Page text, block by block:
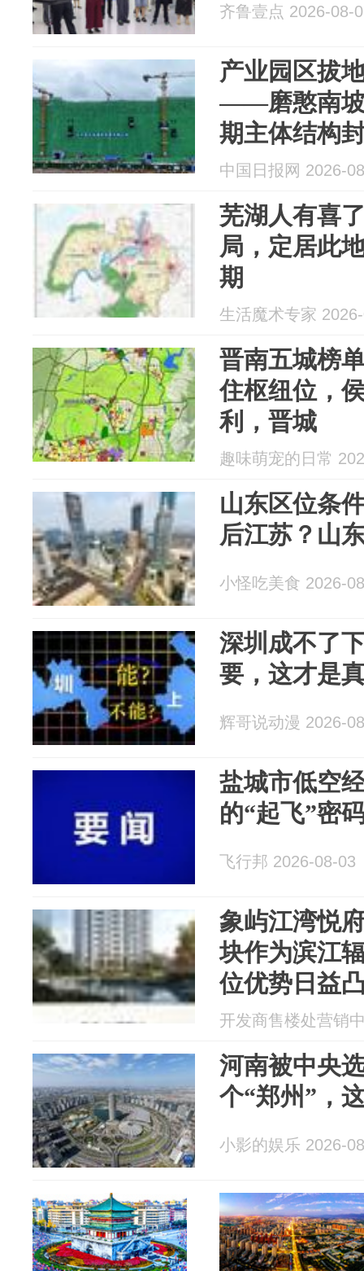
齐鲁壹点 2026-08-
产业园区拔
——磨憨南坡
期主体结构
中国日报网 2026-
芜湖人有喜
局，定居此
期
生活魔术专家
晋南五城榜
住枢纽位，
利，晋城
趣味萌宠的日常
山东区位条
后江苏？山
小怪吃美食 2026-
深圳成不了
要，这才是
辉哥说动漫 2026-
盐城市低空
的“起飞”密
飞行邦 2026-08-03
象屿江湾悦
块作为滨江
位优势日益
开发商售楼处营销
河南被中央
个“郑州”，
小影的娱乐 2026-